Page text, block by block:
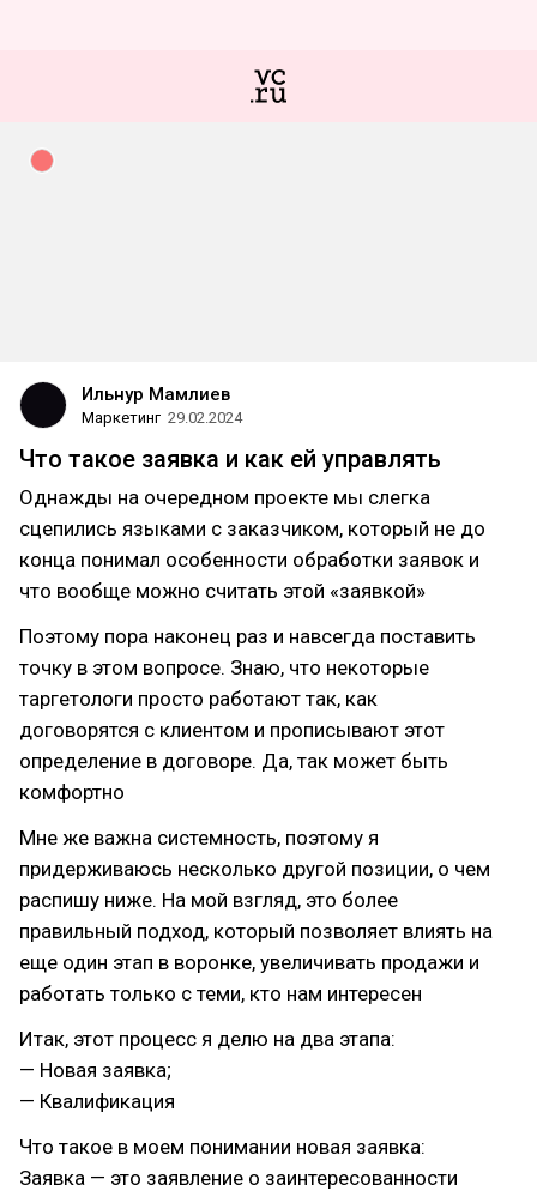
Ильнур Мамлиев
Маркетинг 29.02.2024
Что такое заявка и как ей управлять
Однажды на очередном проекте мы слегка
сцепились языками с заказчиком, который не до
конца понимал особенности обработки заявок и
что вообще можно считать этой «заявкой»
Поэтому пора наконец раз и навсегда поставить
точку в этом вопросе. Знаю, что некоторые
таргетологи просто работают так, как
договорятся с клиентом и прописывают этот
определение в договоре. Да, так может быть
комфортно
Мне же важна системность, поэтому я
придерживаюсь несколько другой позиции, о чем
распишу ниже. На мой взгляд, это более
правильный подход, который позволяет влиять на
еще один этап в воронке, увеличивать продажи и
работать только с теми, кто нам интересен
Итак, этот процесс я делю на два этапа:
— Новая заявка;
— Квалификация
Что такое в моем понимании новая заявка:
Заявка — это заявление о заинтересованности